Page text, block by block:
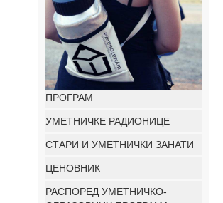
ПРОГРАМ
УМЕТНИЧКЕ РАДИОНИЦЕ
СТАРИ И УМЕТНИЧКИ ЗАНАТИ
ЦЕНОВНИК
РАСПОРЕД УМЕТНИЧКО-